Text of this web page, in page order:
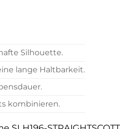
Silhouette.
lange Haltbarkeit.
kombinieren.